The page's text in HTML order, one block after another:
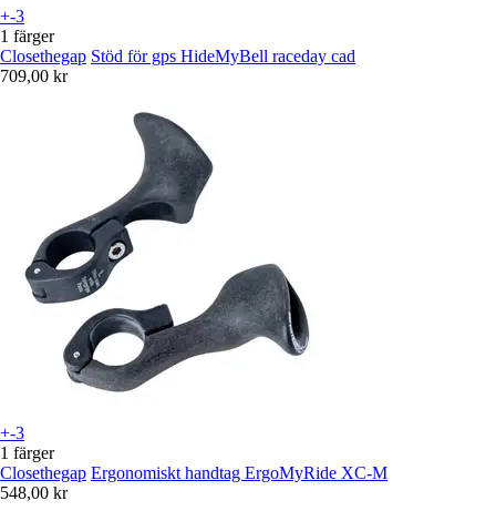
+-3
1 färger
Closethegap Stöd för gps HideMyBell raceday cad
709,00 kr
+-3
1 färger
Closethegap Ergonomiskt handtag ErgoMyRide XC-M
548,00 kr